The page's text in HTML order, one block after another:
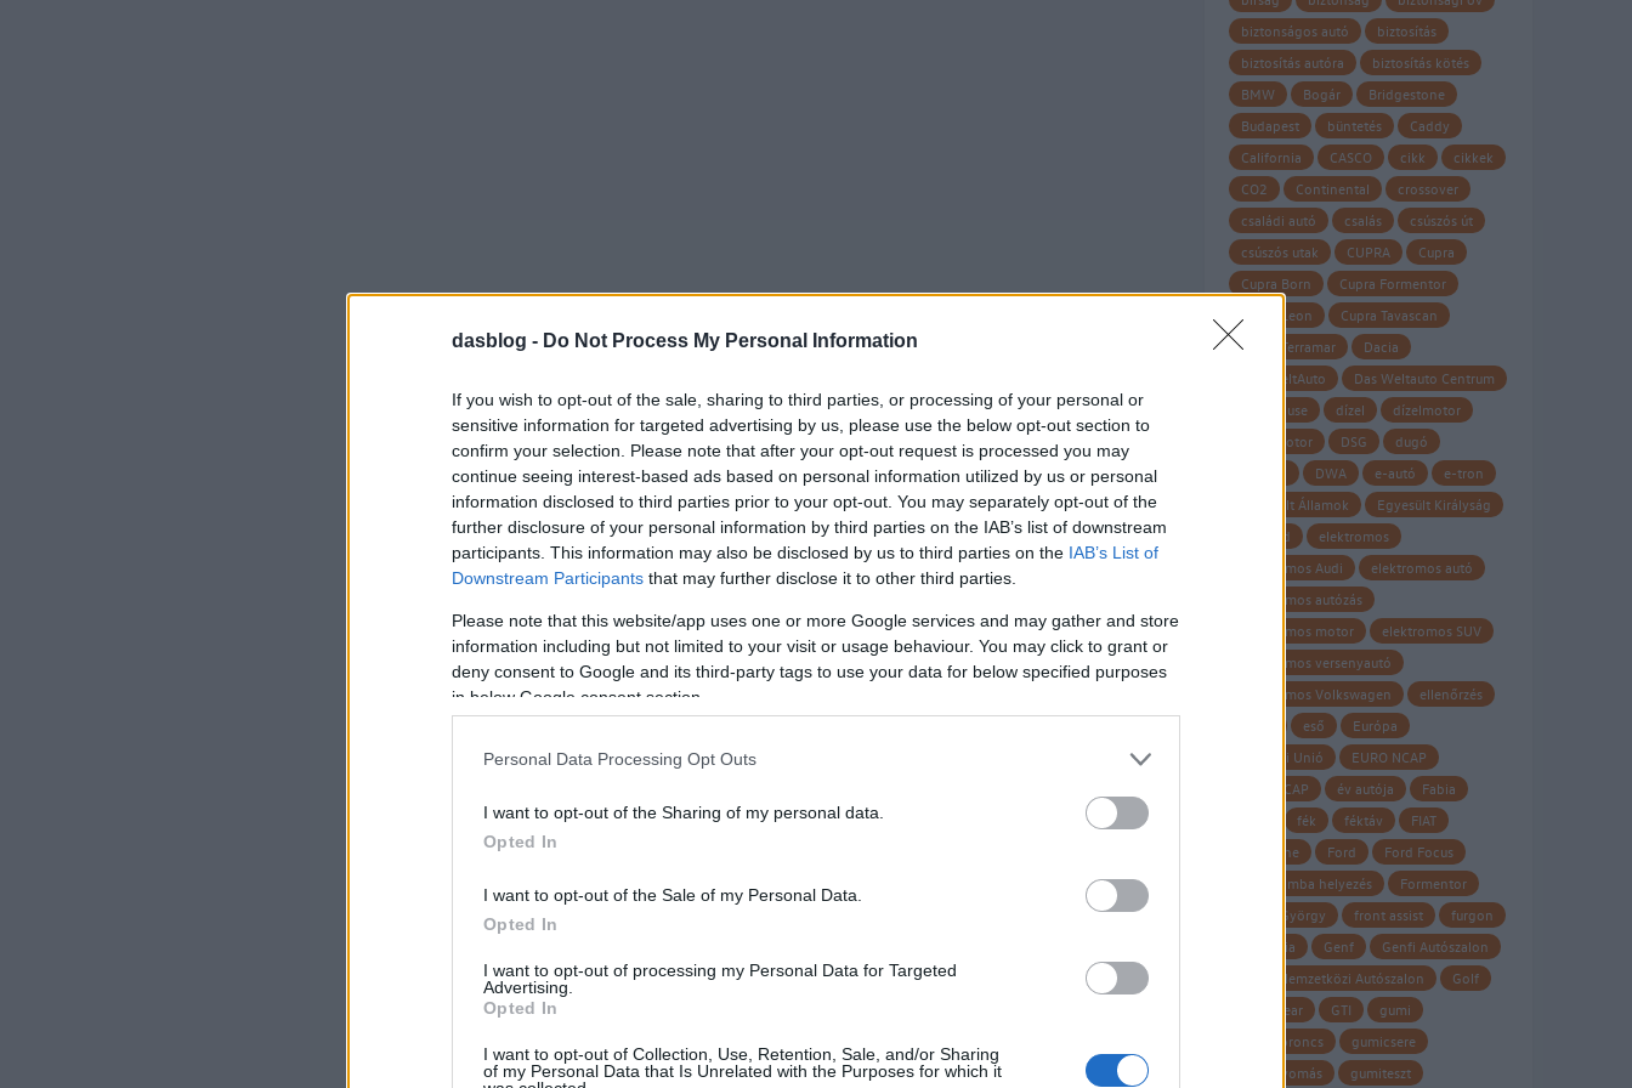
dasblog - Do Not Process My Personal Information
If you wish to opt-out of the sale, sharing to third parties, or processing of your personal or
sensitive information for targeted advertising by us, please use the below opt-out section to
confirm your selection. Please note that after your opt-out request is processed you may
continue seeing interest-based ads based on personal information utilized by us or personal
information disclosed to third parties prior to your opt-out. You may separately opt-out of the
further disclosure of your personal information by third parties on the IAB’s list of downstream
participants. This information may also be disclosed by us to third parties on the IAB’s List of
Downstream Participants that may further disclose it to other third parties.
Please note that this website/app uses one or more Google services and may gather and store
information including but not limited to your visit or usage behaviour. You may click to grant or
deny consent to Google and its third-party tags to use your data for below specified purposes
in below Google consent section.
Personal Data Processing Opt Outs
I want to opt-out of the Sharing of my personal data.
Opted In
I want to opt-out of the Sale of my Personal Data.
Opted In
I want to opt-out of processing my Personal Data for Targeted
Advertising.
Opted In
I want to opt-out of Collection, Use, Retention, Sale, and/or Sharing
of my Personal Data that Is Unrelated with the Purposes for which it
biztonságos autó
biztosítás
biztosítás autóra
biztosítás kötés
BMW
Bogár
Bridgestone
Budapest
büntetés
Caddy
California
CASCO cikk
cikkek
CO2
Continental
crossover
családi autó
csalás
csúszós út
csúszós utak
CUPRA
Cupra
Cupra Born
Cupra Formentor
Cupra Leon
Cupra Tavascan
Cupra Terramar
Dacia
Das WeltAuto
Das Weltauto Centrum
Datahouse
dízel
dízelmotor
dízel motor
DSG
dugó
DWA e-autó
e-tron
Egyesült Államok
Egyesült Királyság
eHybrid
elektromos
elektromos Audi
elektromos autó
elektromos autózás
elektromos motor
elektromos SUV
elektromos versenyautó
elektromos Volkswagen
ellenőrzés
eső
Európa
Európai Unió
EURO NCAP
Euro NCAP
év autója
Fabia
fék féktáv
FIAT
Firestone
Ford
Ford Focus
forgalomba helyezés
Formentor
Frank György
front assist
furgon
garancia
Genf
Genfi Autószalon
Genfi Nemzetközi Autószalon
Golf
Goodyear
GTI
gumi
gumiabroncs
gumicsere
guminyomás
gumiteszt